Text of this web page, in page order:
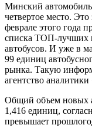
Минский
четвертое место.
феврале этого года
списка ТОП-лучших
автобусов. И уже в
99 единиц
рынка. Такую
агентство аналитики
Общий объем новых
1,416 единиц,
превышает